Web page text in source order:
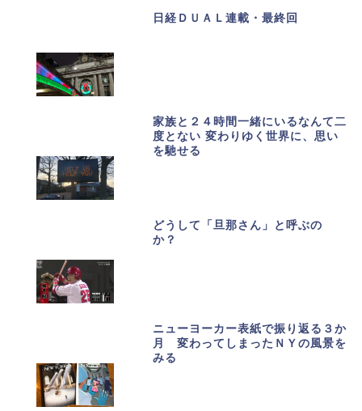
日経ＤＵＡＬ連載・最終回
家族と２４時間一緒にいるなんて二
度とない 変わりゆく世界に、思い
を馳せる
どうして「旦那さん」と呼ぶの
か？
ニューヨーカー表紙で振り返る３か
月 変わってしまったＮＹの風景を
みる